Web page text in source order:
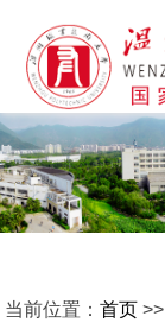
当前位置：首页 >>